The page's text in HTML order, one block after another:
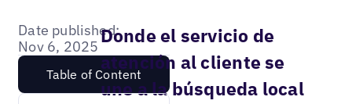
Date published:
Nov 6, 2025
Table of Content
Donde el servicio de
atención al cliente se
une a la búsqueda local